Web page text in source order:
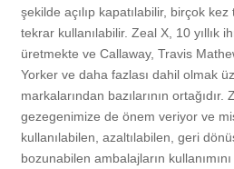
şekilde açılıp kapatılabilir, birçok
tekrar kullanılabilir. Zeal X, 10 yıllık
üretmekte ve Callaway, Travis
Yorker ve daha fazlası dahil olmak
markalarından bazılarının
gezegenimize de önem veriyor ve
kullanılabilen, azaltılabilen, geri
bozunabilen ambalajların